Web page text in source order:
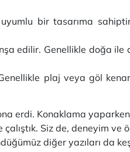
bir tasarıma
edilir. Genellikle doğa ile
plaj veya göl
erdi. Konaklama
Siz de, deneyim ve
diğer yazıları da